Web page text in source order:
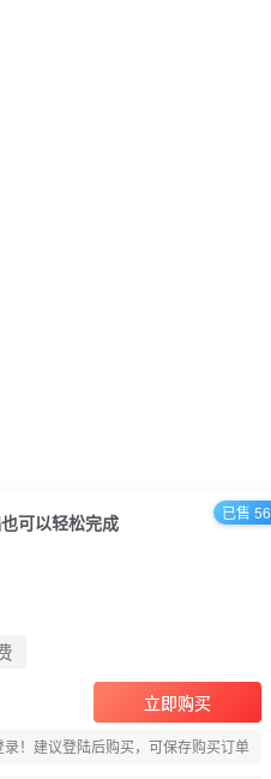
可以轻松完成
立即购买
录！建议登陆后购买，可保存购买订单
已售 56